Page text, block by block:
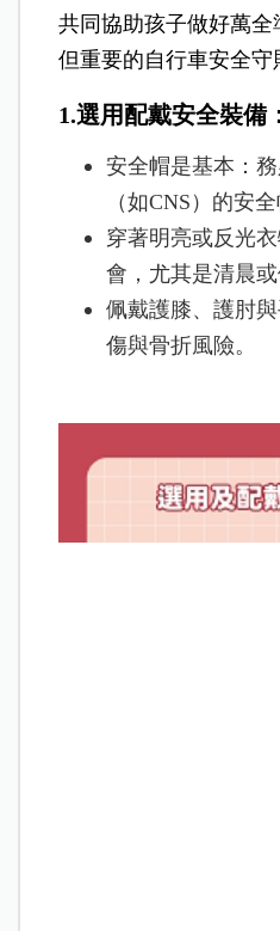
共同協助孩子做好萬
但重要的自行車安全守
1.選用配戴安全裝備：
安全帽是基本：
（如CNS）的安
穿著明亮或反光
會，尤其是清晨或
佩戴護膝、護肘
傷與骨折風險。